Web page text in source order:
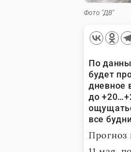
Фото "ДВ"
По
будет
дневное
до
все